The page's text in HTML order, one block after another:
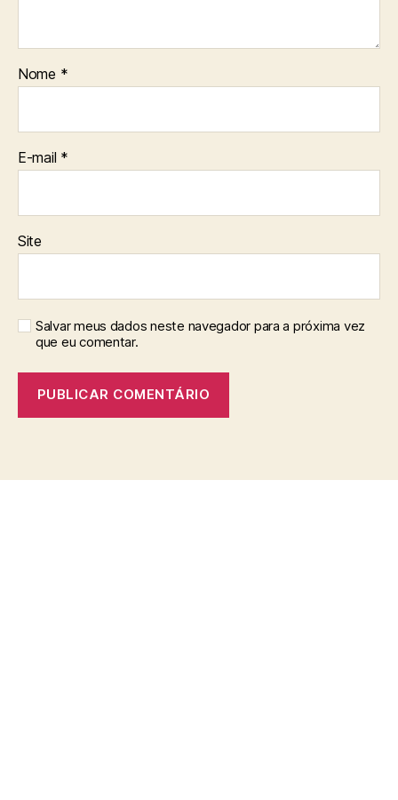
Nome *
E-mail *
Site
Salvar meus dados neste navegador para a próxima vez
que eu comentar.